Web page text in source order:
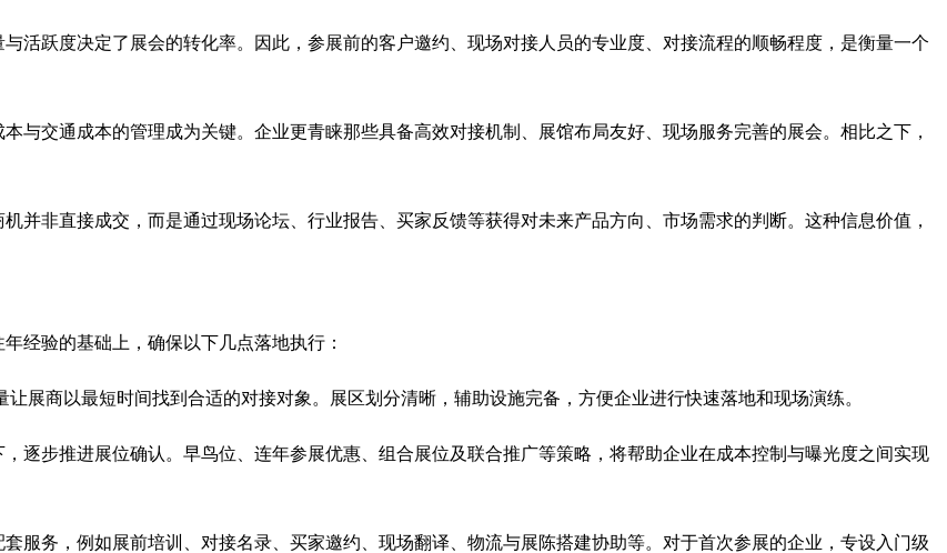
活跃度决定了展会的转化率。因此，参展前的客户邀约、现场对接人员的专业度、对接流程的顺畅程度，是衡量一个
与交通成本的管理成为关键。企业更青睐那些具备高效对接机制、展馆布局友好、现场服务完善的展会。相比之下，
并非直接成交，而是通过现场论坛、行业报告、买家反馈等获得对未来产品方向、市场需求的判断。这种信息价值，
经验的基础上，确保以下几点落地执行：
展商以最短时间找到合适的对接对象。展区划分清晰，辅助设施完备，方便企业进行快速落地和现场演练。
逐步推进展位确认。早鸟位、连年参展优惠、组合展位及联合推广等策略，将帮助企业在成本控制与曝光度之间实现
服务，例如展前培训、对接名录、买家邀约、现场翻译、物流与展陈搭建协助等。对于首次参展的企业，专设入门级